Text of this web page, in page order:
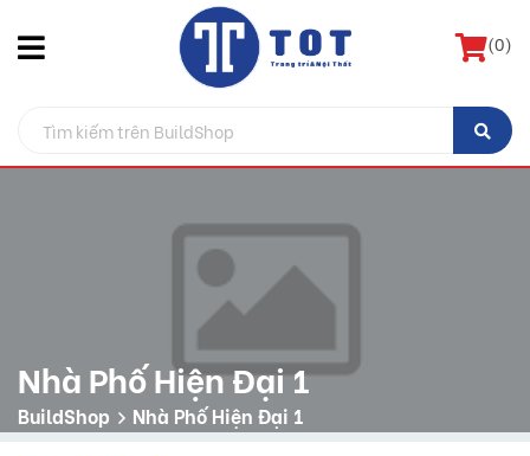
(0)
Nhà Phố Hiện Đại 1
BuildShop Nhà Phố Hiện Đại 1